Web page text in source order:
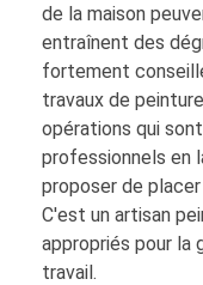
de la maison
entraînent des
fortement
travaux de
opérations qui
professionnels en
proposer de
C'est un artisan
appropriés pour la
travail.